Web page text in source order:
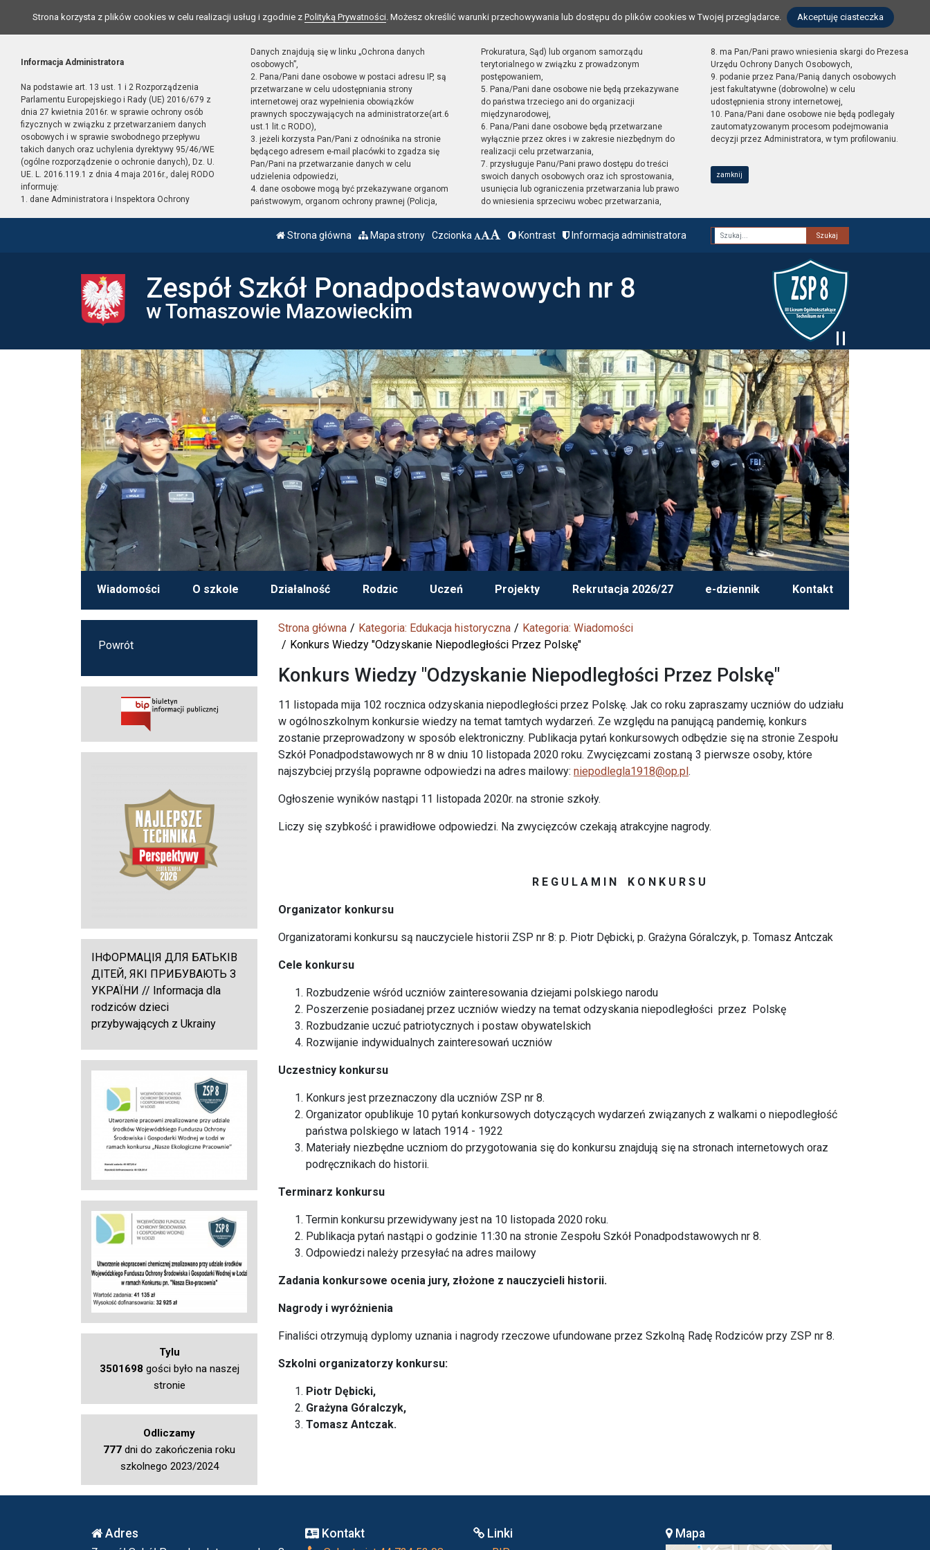
Strona korzysta z plików cookies w celu realizacji usług i zgodnie z Polityką Prywatności. Możesz określić warunki przechowywania lub dostępu do plików cookies w Twojej przeglądarce. Akceptuję ciasteczka
Informacja Administratora
Na podstawie art. 13 ust. 1 i 2 Rozporządzenia
Parlamentu Europejskiego i Rady (UE) 2016/679 z
dnia 27 kwietnia 2016r. w sprawie ochrony osób
fizycznych w związku z przetwarzaniem danych
osobowych i w sprawie swobodnego przepływu
takich danych oraz uchylenia dyrektywy 95/46/WE
(ogólne rozporządzenie o ochronie danych), Dz. U.
UE. L. 2016.119.1 z dnia 4 maja 2016r., dalej RODO
informuję:
1. dane Administratora i Inspektora Ochrony
Danych znajdują się w linku „Ochrona danych
osobowych”,
2. Pana/Pani dane osobowe w postaci adresu IP, są
przetwarzane w celu udostępniania strony
internetowej oraz wypełnienia obowiązków
prawnych spoczywających na administratorze(art.6
ust.1 lit.c RODO),
3. jeżeli korzysta Pan/Pani z odnośnika na stronie
będącego adresem e-mail placówki to zgadza się
Pan/Pani na przetwarzanie danych w celu
udzielenia odpowiedzi,
4. dane osobowe mogą być przekazywane organom
państwowym, organom ochrony prawnej (Policja,
Prokuratura, Sąd) lub organom samorządu
terytorialnego w związku z prowadzonym
postępowaniem,
5. Pana/Pani dane osobowe nie będą przekazywane
do państwa trzeciego ani do organizacji
międzynarodowej,
6. Pana/Pani dane osobowe będą przetwarzane
wyłącznie przez okres i w zakresie niezbędnym do
realizacji celu przetwarzania,
7. przysługuje Panu/Pani prawo dostępu do treści
swoich danych osobowych oraz ich sprostowania,
usunięcia lub ograniczenia przetwarzania lub prawo
do wniesienia sprzeciwu wobec przetwarzania,
8. ma Pan/Pani prawo wniesienia skargi do Prezesa
Urzędu Ochrony Danych Osobowych,
9. podanie przez Pana/Panią danych osobowych
jest fakultatywne (dobrowolne) w celu
udostępnienia strony internetowej,
10. Pana/Pani dane osobowe nie będą podlegały
zautomatyzowanym procesom podejmowania
decyzji przez Administratora, w tym profilowaniu.
zamknij
Strona główna Mapa strony Czcionka Kontrast Informacja administratora
Fraza
Zespół Szkół Ponadpodstawowych nr 8
w Tomaszowie Mazowieckim
Wiadomości O szkole Działalność Rodzic Uczeń Projekty Rekrutacja 2026/27 e-dziennik Kontakt
Strona główna Kategoria: Edukacja historyczna
Kategoria: Wiadomości
Konkurs Wiedzy "Odzyskanie Niepodległości Przez Polskę"
Konkurs Wiedzy "Odzyskanie Niepodległości Przez Polskę"
11 listopada mija 102 rocznica odzyskania niepodległości przez Polskę. Jak co roku zapraszamy uczniów do udziału
w ogólnoszkolnym konkursie wiedzy na temat tamtych wydarzeń. Ze względu na panującą pandemię, konkurs
zostanie przeprowadzony w sposób elektroniczny. Publikacja pytań konkursowych odbędzie się na stronie Zespołu
Szkół Ponadpodstawowych nr 8 w dniu 10 listopada 2020 roku. Zwycięzcami zostaną 3 pierwsze osoby, które
najszybciej przyślą poprawne odpowiedzi na adres mailowy: niepodlegla1918@op.pl.
Ogłoszenie wyników nastąpi 11 listopada 2020r. na stronie szkoły.
Liczy się szybkość i prawidłowe odpowiedzi. Na zwycięzców czekają atrakcyjne nagrody.
R E G U L A M I N K O N K U R S U
Organizator konkursu
Organizatorami konkursu są nauczyciele historii ZSP nr 8: p. Piotr Dębicki, p. Grażyna Góralczyk, p. Tomasz Antczak
Cele konkursu
Rozbudzenie wśród uczniów zainteresowania dziejami polskiego narodu
Poszerzenie posiadanej przez uczniów wiedzy na temat odzyskania niepodległości przez Polskę
Rozbudzanie uczuć patriotycznych i postaw obywatelskich
Rozwijanie indywidualnych zainteresowań uczniów
Uczestnicy konkursu
Konkurs jest przeznaczony dla uczniów ZSP nr 8.
Organizator opublikuje 10 pytań konkursowych dotyczących wydarzeń związanych z walkami o niepodległość
państwa polskiego w latach 1914 - 1922
Materiały niezbędne uczniom do przygotowania się do konkursu znajdują się na stronach internetowych oraz
podręcznikach do historii.
Terminarz konkursu
Termin konkursu przewidywany jest na 10 listopada 2020 roku.
Publikacja pytań nastąpi o godzinie 11:30 na stronie Zespołu Szkół Ponadpodstawowych nr 8.
Odpowiedzi należy przesyłać na adres mailowy
Zadania konkursowe ocenia jury, złożone z nauczycieli historii.
Nagrody i wyróżnienia
Finaliści otrzymują dyplomy uznania i nagrody rzeczowe ufundowane przez Szkolną Radę Rodziców przy ZSP nr 8.
Szkolni organizatorzy konkursu:
Piotr Dębicki,
Grażyna Góralczyk,
Tomasz Antczak.
Powrót
ІНФОРМАЦІЯ ДЛЯ БАТЬКІВ
ДІТЕЙ, ЯКІ ПРИБУВАЮТЬ З
УКРАЇНИ // Informacja dla
rodziców dzieci
przybywających z Ukrainy
Tylu
3501698 gości było na naszej
stronie
Odliczamy
777 dni do zakończenia roku
szkolnego 2023/2024
Adres Kontakt Linki Mapa